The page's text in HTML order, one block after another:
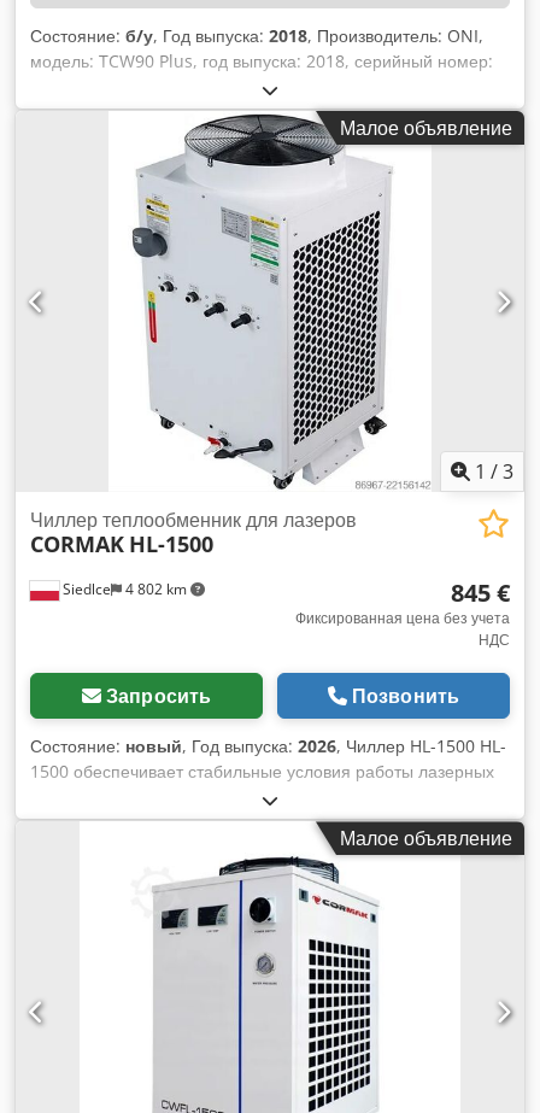
Состояние: б/у, Год выпуска: 2018, Производитель: ONI,
модель: TCW90 Plus, год выпуска: 2018, серийный номер:
18026, тепловая мощность: 18 кВт,
холодопроизводительность: 164 кВт, система управления
MC. Dcodpfx Ahjzn Anqj Tsk +++ Внимание: данное
оборудование является частью онлайн-аукциона! +++
Малое объявление
1 /3
Siedlce 4 802 km
Чиллер теплообменник для лазеров
CORMAK HL-1500
845 €
Фиксированная цена без учета
НДС
Запросить Позвонить
Состояние: новый, Год выпуска: 2026, Чиллер HL-1500 HL-
1500 обеспечивает стабильные условия работы лазерных
станков мощностью до 1,5 кВт, поддерживая постоянную
температуру охлаждающей жидкости с точностью ±1°C.
Термостабильность гарантирует неизменно высокое
качество кромки реза, снижает риск простоев и увеличивает
срок службы лазерного источника и головки. Компактный
корпус облегчает размещение устройства рядом со
станком, а параметры потока и объем бака позволяют
безопасную и непрерывную работу в производственном
режиме. Преимущества для пользователя: - Повторяемость
процесса – стабильная температура = стабильное
излучение и эффективность источника. - Защита
компонентов – меньшие тепловые нагрузки сокращают
износ элементов. - Быстрая интеграция – питание 220 В/50
Малое объявление